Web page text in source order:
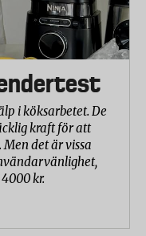
i köksarbetet. De
kraft för att
det är vissa
kr.